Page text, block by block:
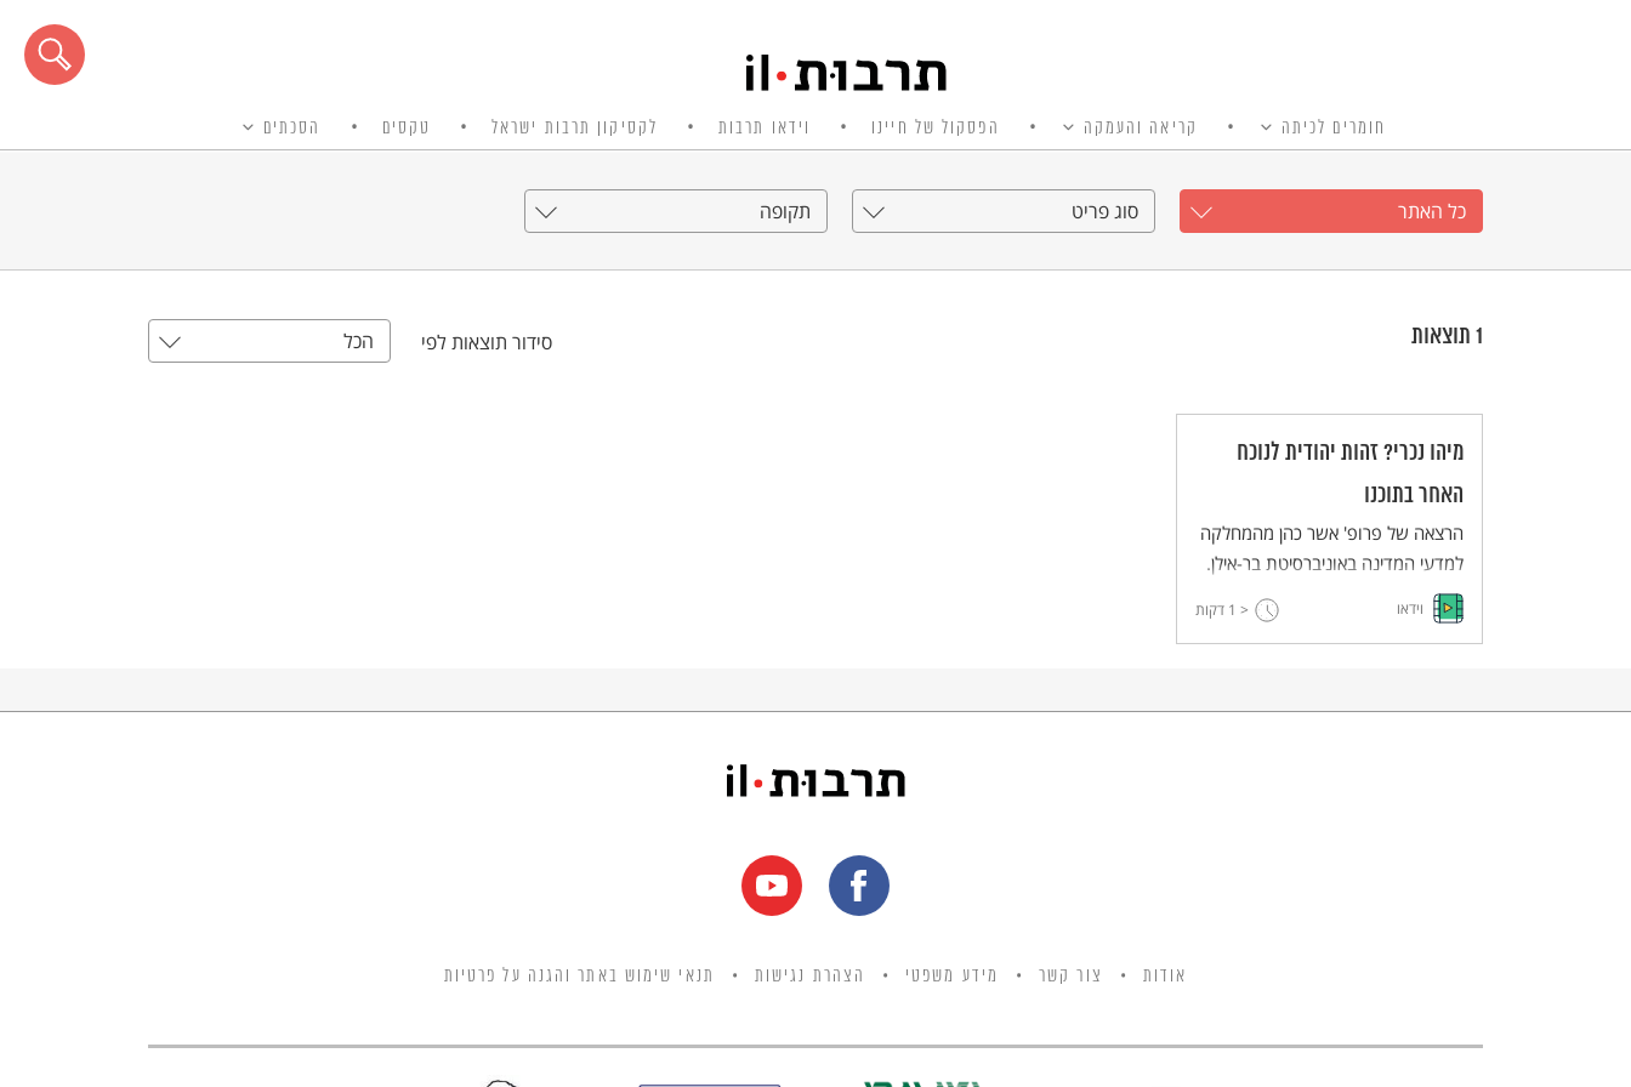
חומרים לכיתה קריאה והעמקה הפסקול של חיינו וידאו תרבות לקסיקון תרבות ישראל טקסים הסכתים
כל האתר סוג פריט תקופה
1 תוצאות סידור תוצאות לפי הכל
מיהו נכרי? זהות יהודית לנוכח
האחר בתוכנו
הרצאה של פרופ' אשר כהן מהמחלקה
למדעי המדינה באוניברסיטת בר-אילן.
וידאו < 1 דקות
אודות צור קשר מידע משפטי הצהרת נגישות תנאי שימוש באתר והגנה על פרטיות